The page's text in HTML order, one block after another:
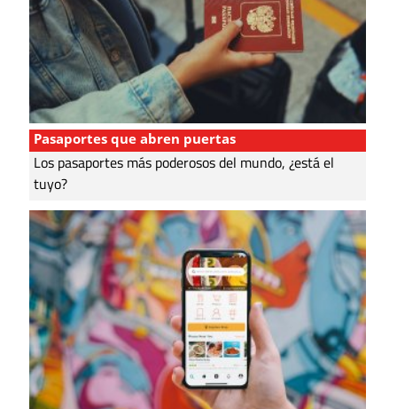
Pasaportes que abren puertas
Los pasaportes más poderosos del mundo, ¿está el
tuyo?